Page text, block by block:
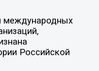
международных
Российской